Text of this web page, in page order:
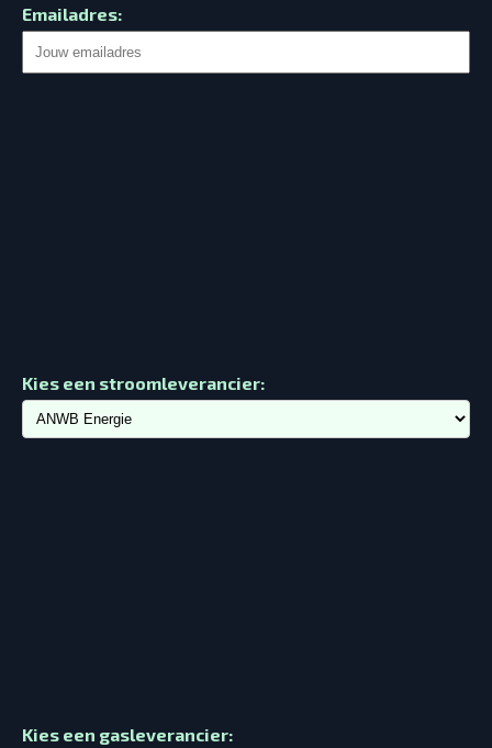
Emailadres:
Kies een stroomleverancier:
Kies een gasleverancier: